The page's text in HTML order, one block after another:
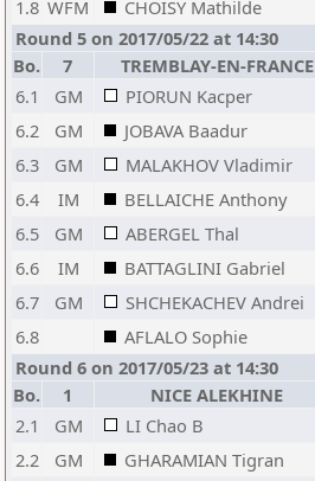
1.8 WFM CHOISY Mathilde
Round 5 on 2017/05/22 at 14:30
Bo.
7 TREMBLAY-EN-FRANCE
6.1
GM PIORUN Kacper
6.2
GM JOBAVA Baadur
6.3
GM MALAKHOV Vladimir
6.4
IM BELLAICHE Anthony
6.5
GM ABERGEL Thal
6.6
IM BATTAGLINI Gabriel
6.7
GM SHCHEKACHEV Andrei
6.8
AFLALO Sophie
Round 6 on 2017/05/23 at 14:30
Bo.
1 NICE ALEKHINE
2.1
GM LI Chao B
2.2
GM GHARAMIAN Tigran